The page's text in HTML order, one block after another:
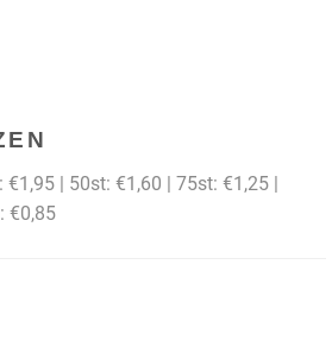
| 50st: €1,60 | 75st: €1,25 |
€0,85